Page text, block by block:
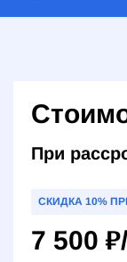
При
СКИДКА 10%
7 500 ₽